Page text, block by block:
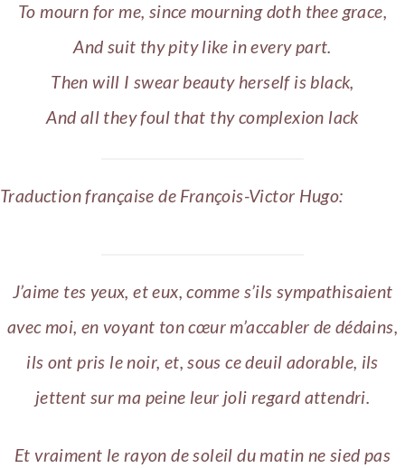
To mourn for me, since mourning doth thee grace,
And suit thy pity like in every part.
Then will I swear beauty herself is black,
And all they foul that thy complexion lack
Traduction française de François-Victor Hugo:
J’aime tes yeux, et eux, comme s’ils sympathisaient
avec moi, en voyant ton cœur m’accabler de dédains,
ils ont pris le noir, et, sous ce deuil adorable, ils
jettent sur ma peine leur joli regard attendri.
Et vraiment le rayon de soleil du matin ne sied pas